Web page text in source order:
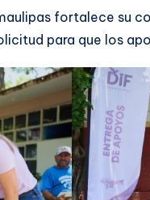
fortalece su
para que los